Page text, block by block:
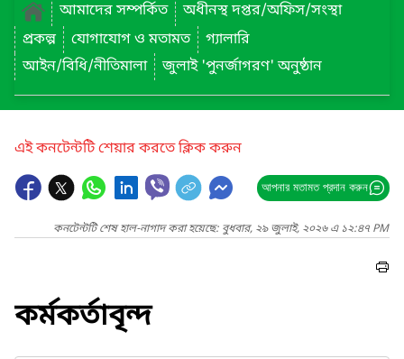
আমাদের সম্পর্কিত
অধীনস্থ দপ্তর/অফিস/সংস্থা
প্রকল্প
যোগাযোগ ও মতামত
গ্যালারি
আইন/বিধি/নীতিমালা
জুলাই 'পুনর্জাগরণ' অনুষ্ঠান
এই কনটেন্টটি শেয়ার করতে ক্লিক করুন
আপনার মতামত প্রদান করুন
কনটেন্টটি শেষ হাল-নাগাদ করা হয়েছে: বুধবার, ২৯ জুলাই, ২০২৬ এ ১২:৪৭ PM
কর্মকর্তাবৃন্দ